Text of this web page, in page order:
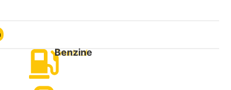
Brandstof
Benzine